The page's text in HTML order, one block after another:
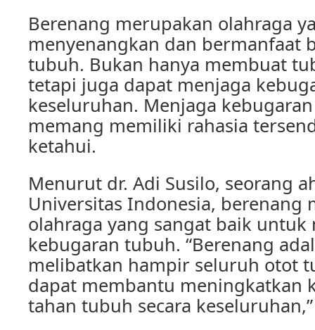
Berenang merupakan olahraga
menyenangkan dan bermanfaat
tubuh. Bukan hanya membuat
tetapi juga dapat menjaga
keseluruhan. Menjaga
memang memiliki rahasia
ketahui.
Menurut dr. Adi Susilo, seorang
Universitas Indonesia, berenang
olahraga yang sangat baik untuk
kebugaran tubuh. “Berenang
melibatkan hampir seluruh otot
dapat membantu meningkatkan
tahan tubuh secara